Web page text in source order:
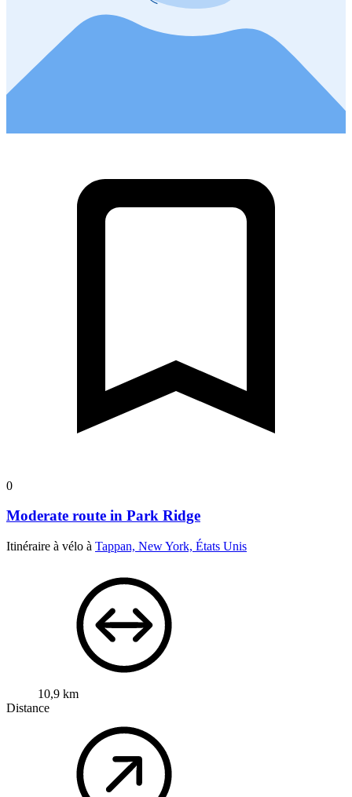
0
Moderate route in Park Ridge
Itinéraire à vélo à Tappan, New York, États Unis
10,9 km
Distance